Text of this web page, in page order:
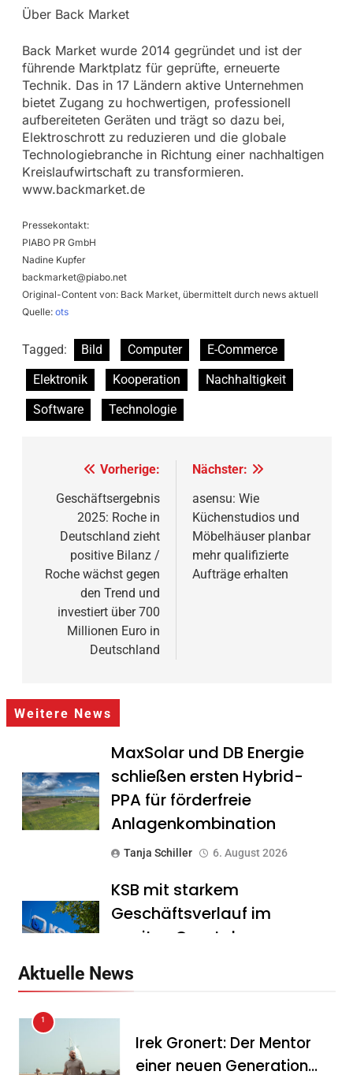
Über Back Market
Back Market wurde 2014 gegründet und ist der
führende Marktplatz für geprüfte, erneuerte
Technik. Das in 17 Ländern aktive Unternehmen
bietet Zugang zu hochwertigen, professionell
aufbereiteten Geräten und trägt so dazu bei,
Elektroschrott zu reduzieren und die globale
Technologiebranche in Richtung einer nachhaltigen
Kreislaufwirtschaft zu transformieren.
www.backmarket.de
Pressekontakt:
PIABO PR GmbH
Nadine Kupfer
backmarket@piabo.net
Original-Content von: Back Market, übermittelt durch news aktuell
Quelle: ots
Tagged: Bild Computer
E-Commerce
Elektronik
Kooperation
Nachhaltigkeit
Software
Technologie
Beitragsnavigation
Vorherige:
Geschäftsergebnis
2025: Roche in
Deutschland zieht
positive Bilanz /
Roche wächst gegen
den Trend und
investiert über 700
Millionen Euro in
Deutschland
Nächster:
asensu: Wie
Küchenstudios und
Möbelhäuser planbar
mehr qualifizierte
Aufträge erhalten
Weitere News
MaxSolar und DB Energie
schließen ersten Hybrid-
PPA für förderfreie
Anlagenkombination
Tanja Schiller 6. August 2026
KSB mit starkem
Geschäftsverlauf im
zweiten Quartal
zum wichtigsten Baustein
Aktuelle News
1
Irek Gronert: Der Mentor
einer neuen Generation